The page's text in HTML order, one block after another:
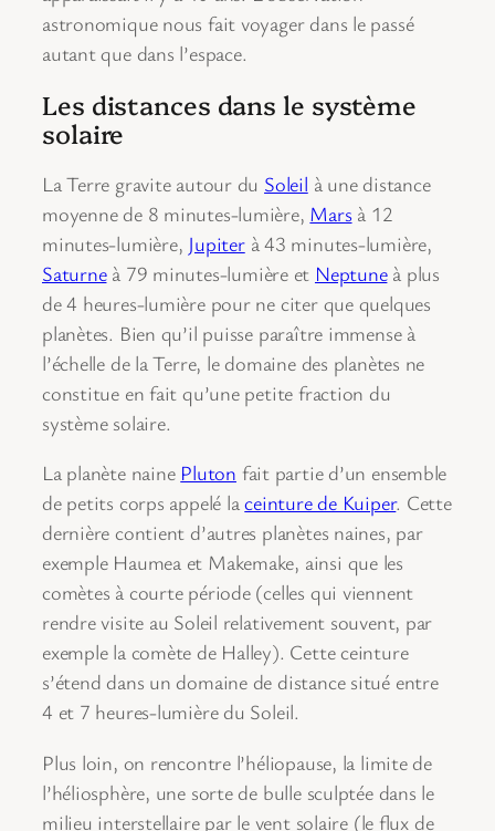
astronomique nous fait voyager dans le passé
autant que dans l’espace.
Les distances dans le système
solaire
La Terre gravite autour du Soleil à une distance
moyenne de 8 minutes-lumière, Marsà 12
minutes-lumière, Jupiterà 43 minutes-lumière,
Saturneà 79 minutes-lumière et Neptuneà plus
de 4 heures-lumière pour ne citer que quelques
planètes. Bien qu’il puisse paraître immense à
l’échelle de la Terre, le domaine des planètes ne
constitue en fait qu’une petite fraction du
système solaire.
La planète naine Pluton fait partie d’un ensemble
de petits corps appelé laceinture de Kuiper. Cette
dernière contient d’autres planètes naines, par
exemple Haumea et Makemake, ainsi que les
comètes à courte période (celles qui viennent
rendre visite au Soleil relativement souvent, par
exemple la comète de Halley). Cette ceinture
s’étend dans un domaine de distance situé entre
4 et 7 heures-lumière du Soleil.
Plus loin, on rencontre l’héliopause, la limite de
l’héliosphère, une sorte de bulle sculptée dans le
milieu interstellaire par le vent solaire (le flux de